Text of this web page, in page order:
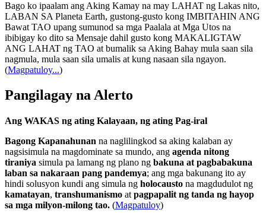
Bago ko ipaalam ang Aking Kamay na may LAHAT ng Lakas nito,
LABAN SA Planeta Earth, gustong-gusto kong IMBITAHIN ANG
Bawat TAO upang sumunod sa mga Paalala at Mga Utos na
ibibigay ko dito sa Mensaje dahil gusto kong MAKALIGTAW
ANG LAHAT ng TAO at bumalik sa Aking Bahay mula saan sila
nagmula, mula saan sila umalis at kung nasaan sila ngayon.
(Magpatuloy...)
Pangilagay na Alerto
Ang WAKAS ng ating Kalayaan, ng ating Pag-iral
Bagong Kapanahunan na naglilingkod sa aking kalaban ay
nagsisimula na magdominate sa mundo, ang agenda nitong
tiraniya simula pa lamang ng plano ng bakuna at pagbabakuna
laban sa nakaraan pang pandemya; ang mga bakunang ito ay
hindi solusyon kundi ang simula ng holocausto na magdudulot ng
kamatayan, transhumanismo at pagpapalit ng tanda ng hayop
sa mga milyon-milong tao. (Magpatuloy)